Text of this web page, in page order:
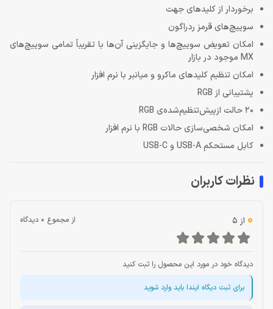
برخوردار از کلیدهای جهت
سوییچ‌های قرمز ردراگون
امکان تعویض سوییچ‌ها و جایگزینی آن‌ها با تقریباً تمامی سوییچ‌های
MX موجود در بازار
امکان تنظیم کلیدهای ماکرو و میانبر با نرم افزار
پشتیبانی از RGB
20 حالت ازپیش‌تنظیم‌شده‌ی RGB
امکان شخصی‌سازی حالات RGB با نرم افزار
کابل مستحکم USB-A و USB-C
نظرات کاربران
0 از 5 از مجموع 0 دیدگاه
دیدگاه خود در مورد این محصول را ثبت کنید
برای ثبت دیگاه ایندا باید وارد شوید